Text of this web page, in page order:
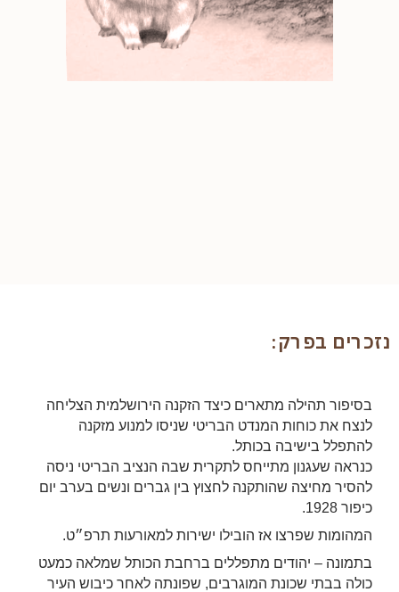
נזכרים בפרק:
בסיפור תהילה מתארים כיצד הזקנה הירושלמית הצליחה
לנצח את כוחות המנדט הבריטי שניסו למנוע מזקנה
להתפלל בישיבה בכותל.
כנראה שעגנון מתייחס לתקרית שבה הנציב הבריטי ניסה
להסיר מחיצה שהותקנה לחצוץ בין גברים ונשים בערב יום
כיפור 1928.
המהומות שפרצו אז הובילו ישירות למאורעות תרפ״ט.
בתמונה – יהודים מתפללים ברחבת הכותל שמלאה כמעט
כולה בבתי שכונת המוגרבים, שפונתה לאחר כיבוש העיר